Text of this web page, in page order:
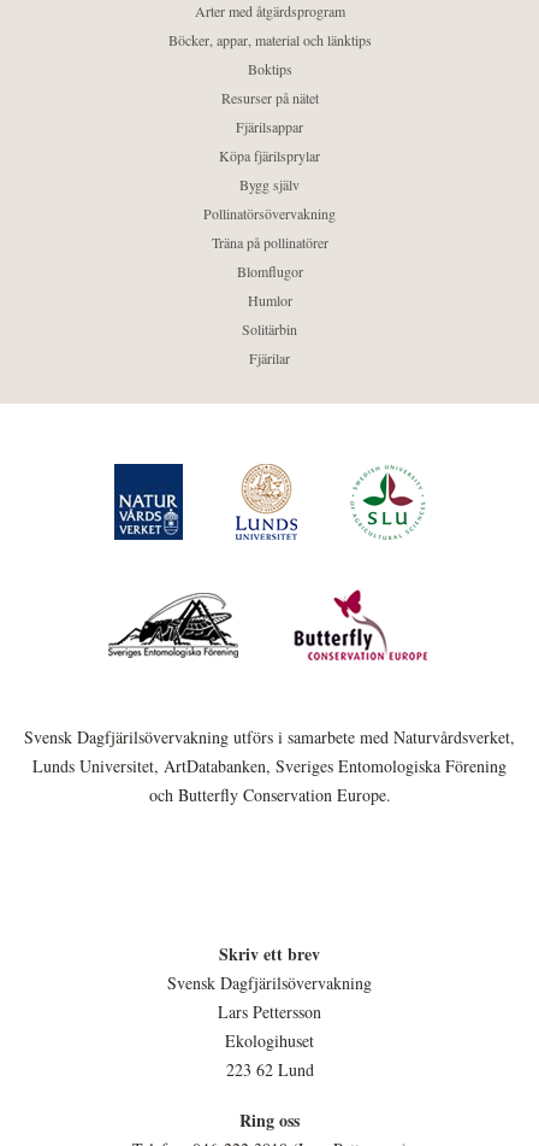
Arter med åtgärdsprogram
Böcker, appar, material och länktips
Boktips
Resurser på nätet
Fjärilsappar
Köpa fjärilsprylar
Bygg själv
Pollinatörsövervakning
Träna på pollinatörer
Blomflugor
Humlor
Solitärbin
Fjärilar
Svensk Dagfjärilsövervakning utförs i samarbete med Naturvårdsverket,
Lunds Universitet, ArtDatabanken, Sveriges Entomologiska Förening
och Butterfly Conservation Europe.
Skriv ett brev
Svensk Dagfjärilsövervakning
Lars Pettersson
Ekologihuset
223 62 Lund
Ring oss